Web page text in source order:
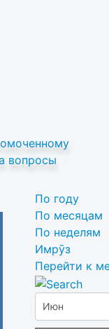
вопросы
По году
По месяцам
По неделям
Имрӯз
Перейти к